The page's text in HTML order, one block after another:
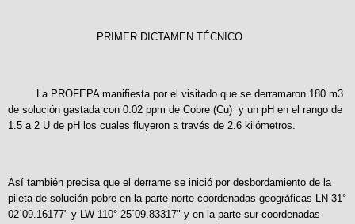
PRIMER DICTAMEN TÉCNICO
La PROFEPA manifiesta por el visitado que se derramaron 180 m3
de solución gastada con 0.02 ppm de Cobre (Cu) y un pH en el rango de
1.5 a 2 U de pH los cuales fluyeron a través de 2.6 kilómetros.
Así también precisa que el derrame se inició por desbordamiento de la
pileta de solución pobre en la parte norte coordenadas geográficas LN 31°
02´09.16177" y LW 110° 25´09.83317" y en la parte sur coordenadas